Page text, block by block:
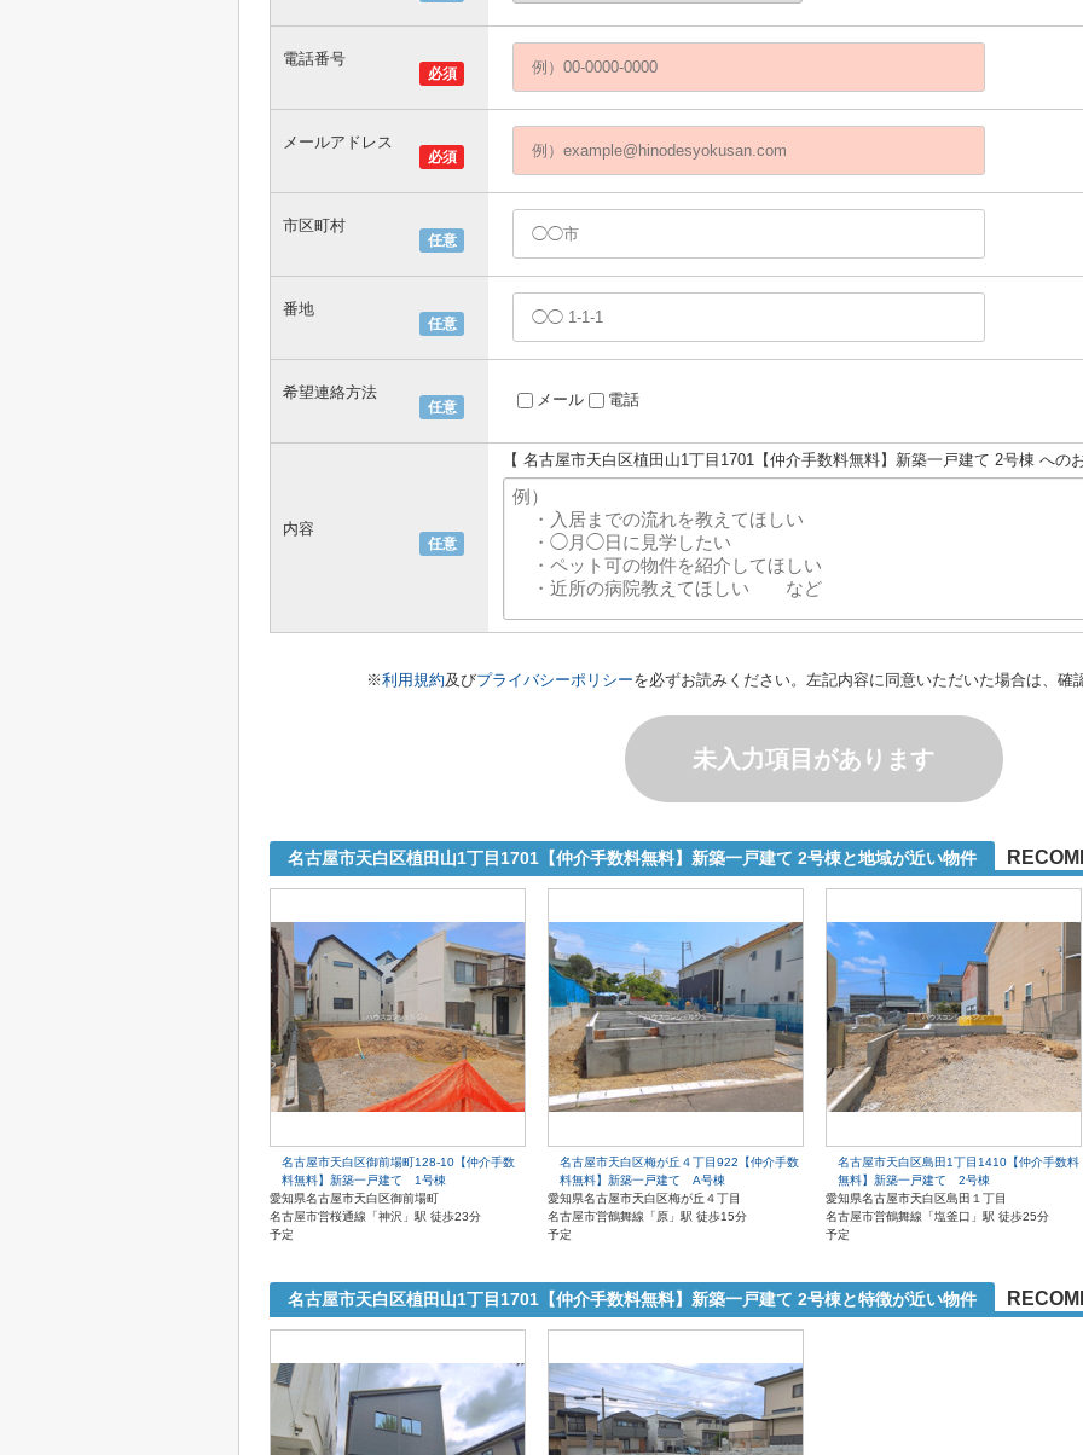
必須
電話番号
必須
メールアドレス
任意
市区町村
任意
番地
任意
希望連絡方法 メール 電話
任意
内容
【 名古屋市天白区植田山1丁目1701【仲介手数料無料】新築一戸建て 2号棟 への
※利用規約及びプライバシーポリシーを必ずお読みください。左記内容に同意いただいた場合は、確
未入力項目があります
名古屋市天白区植田山1丁目1701【仲介手数料無料】新築一戸建て 2号棟と地域が近い物件
名古屋市天白区御前場町128-10【仲介手数
料無料】新築一戸建て 1号棟
愛知県名古屋市天白区御前場町
名古屋市営桜通線「神沢」駅 徒歩23分
予定
名古屋市天白区梅が丘４丁目922【仲介手数
料無料】新築一戸建て A号棟
愛知県名古屋市天白区梅が丘４丁目
名古屋市営鶴舞線「原」駅 徒歩15分
予定
名古屋市天白区島田1丁目1410【仲介手数料
無料】新築一戸建て 2号棟
愛知県名古屋市天白区島田１丁目
名古屋市営鶴舞線「塩釜口」駅 徒歩25分
予定
名古屋市天白区植田山1丁目1701【仲介手数料無料】新築一戸建て 2号棟と特徴が近い物件